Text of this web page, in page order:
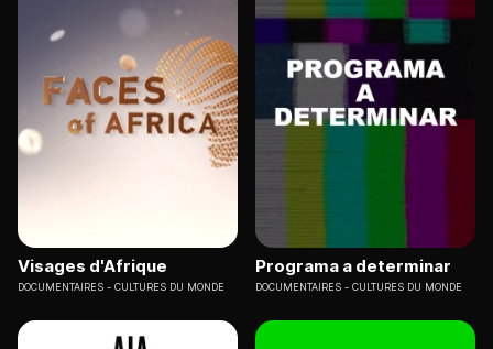
Visages d'Afrique
DOCUMENTAIRES CULTURES DU MONDE
Programa a determinar
DOCUMENTAIRES CULTURES DU MONDE